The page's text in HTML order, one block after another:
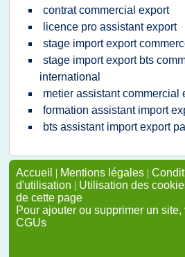
contrat commercial export
licence pro assistant export
stage import export
stage import export bts
international
metier assistant commercial
formation assistant import
bts assistant import export
Accueil | Mentions légales |
d'utilisation | Utilisation des
de cette page
Pour ajouter ou supprimer un
CGUs